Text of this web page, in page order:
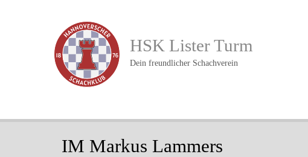
HSK Lister Turm
Dein freundlicher Schachverein
IM Markus Lammers